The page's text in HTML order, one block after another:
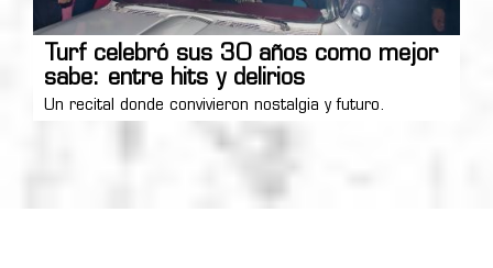
Turf celebró sus 30 años como mejor
sabe: entre hits y delirios
Un recital donde convivieron nostalgia y futuro.